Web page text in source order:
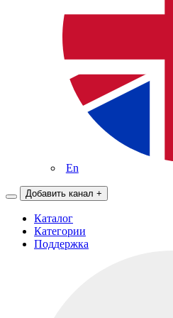
En
Добавить канал +
Каталог
Категории
Поддержка